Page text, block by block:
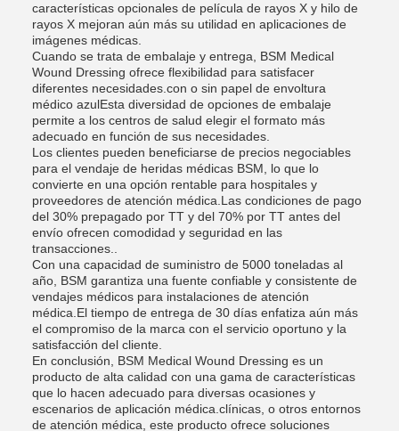
características opcionales de película de rayos X y hilo de
rayos X mejoran aún más su utilidad en aplicaciones de
imágenes médicas.
Cuando se trata de embalaje y entrega, BSM Medical
Wound Dressing ofrece flexibilidad para satisfacer
diferentes necesidades.con o sin papel de envoltura
médico azulEsta diversidad de opciones de embalaje
permite a los centros de salud elegir el formato más
adecuado en función de sus necesidades.
Los clientes pueden beneficiarse de precios negociables
para el vendaje de heridas médicas BSM, lo que lo
convierte en una opción rentable para hospitales y
proveedores de atención médica.Las condiciones de pago
del 30% prepagado por TT y del 70% por TT antes del
envío ofrecen comodidad y seguridad en las
transacciones..
Con una capacidad de suministro de 5000 toneladas al
año, BSM garantiza una fuente confiable y consistente de
vendajes médicos para instalaciones de atención
médica.El tiempo de entrega de 30 días enfatiza aún más
el compromiso de la marca con el servicio oportuno y la
satisfacción del cliente.
En conclusión, BSM Medical Wound Dressing es un
producto de alta calidad con una gama de características
que lo hacen adecuado para diversas ocasiones y
escenarios de aplicación médica.clínicas, o otros entornos
de atención médica, este producto ofrece soluciones